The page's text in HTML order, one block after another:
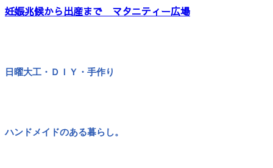
妊娠兆候から出産まで マタニティー広場
日曜大工・ＤＩＹ・手作り
ハンドメイドのある暮らし。